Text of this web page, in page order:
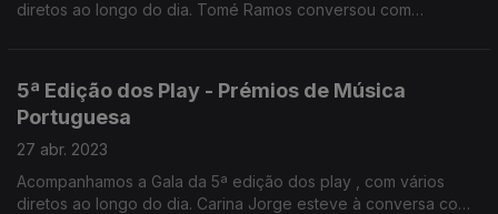
diretos ao longo do dia. Tomé Ramos conversou com
5ª Edição dos Play - Prémios de Música
Portuguesa
27 abr. 2023
Acompanhamos a Gala da 5ª edição dos play , com vários
diretos ao longo do dia. Carina Jorge esteve à conversa com